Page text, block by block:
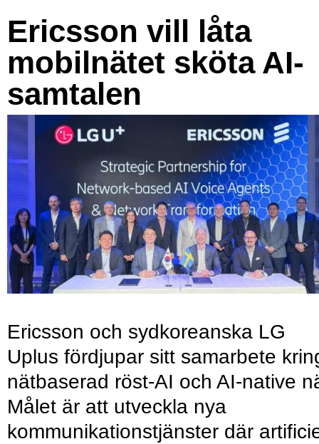
Ericsson vill låta
mobilnätet sköta AI-
samtalen
Ericsson och sydkoreanska LG
Uplus fördjupar sitt samarbete
nätbaserad röst-AI och AI-native
Målet är att utveckla nya
kommunikationstjänster där